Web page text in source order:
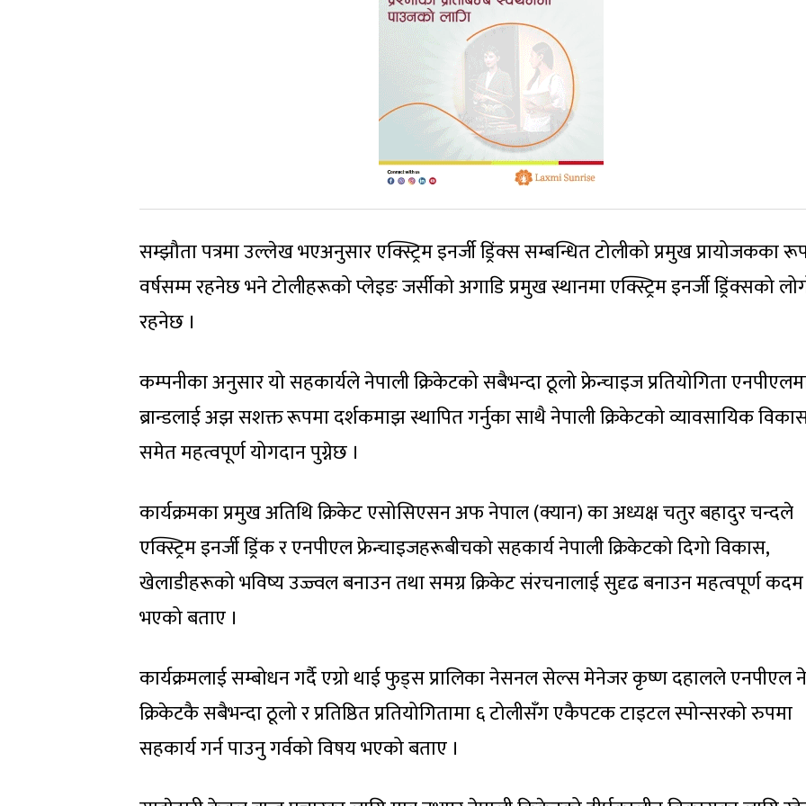
सम्झौता पत्रमा उल्लेख भएअनुसार एक्स्ट्रिम इनर्जी ड्रिंक्स सम्बन्धित टोलीको प्रमुख प्रायोजकका
वर्षसम्म रहनेछ भने टोलीहरूको प्लेइङ जर्सीको अगाडि प्रमुख स्थानमा एक्स्ट्रिम इनर्जी ड्रिंक्सको
रहनेछ ।
कम्पनीका अनुसार यो सहकार्यले नेपाली क्रिकेटको सबैभन्दा ठूलो फ्रेन्चाइज प्रतियोगिता
ब्रान्डलाई अझ सशक्त रूपमा दर्शकमाझ स्थापित गर्नुका साथै नेपाली क्रिकेटको व्यावसायिक
समेत महत्वपूर्ण योगदान पुग्नेछ ।
कार्यक्रमका प्रमुख अतिथि क्रिकेट एसोसिएसन अफ नेपाल (क्यान) का अध्यक्ष चतुर बहादुर चन्दले
एक्स्ट्रिम इनर्जी ड्रिंक र एनपीएल फ्रेन्चाइजहरूबीचको सहकार्य नेपाली क्रिकेटको दिगो विकास,
खेलाडीहरूको भविष्य उज्ज्वल बनाउन तथा समग्र क्रिकेट संरचनालाई सुदृढ बनाउन महत्वपूर्ण कदम
भएको बताए ।
कार्यक्रमलाई सम्बोधन गर्दै एग्रो थाई फुड्स प्रालिका नेसनल सेल्स मेनेजर कृष्ण दहालले एनपीएल
क्रिकेटकै सबैभन्दा ठूलो र प्रतिष्ठित प्रतियोगितामा ६ टोलीसँग एकैपटक टाइटल स्पोन्सरको रुपमा
सहकार्य गर्न पाउनु गर्वको विषय भएको बताए ।